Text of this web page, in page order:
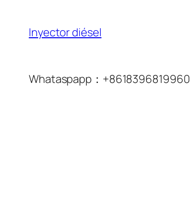
Inyector diésel
Whataspapp：+8618396819960